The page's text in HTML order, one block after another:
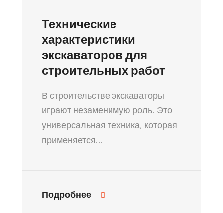
Технические
характеристики
экскаваторов для
строительных работ
В строительстве экскаваторы
играют незаменимую роль. Это
универсальная техника, которая
применяется…
Подробнее